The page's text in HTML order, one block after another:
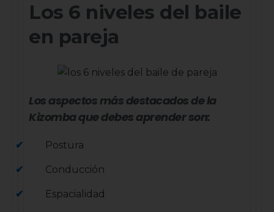
Los 6 niveles del baile
en pareja
Los aspectos más destacados de la
Kizomba que debes aprender son:
Postura
Conducción
Espacialidad